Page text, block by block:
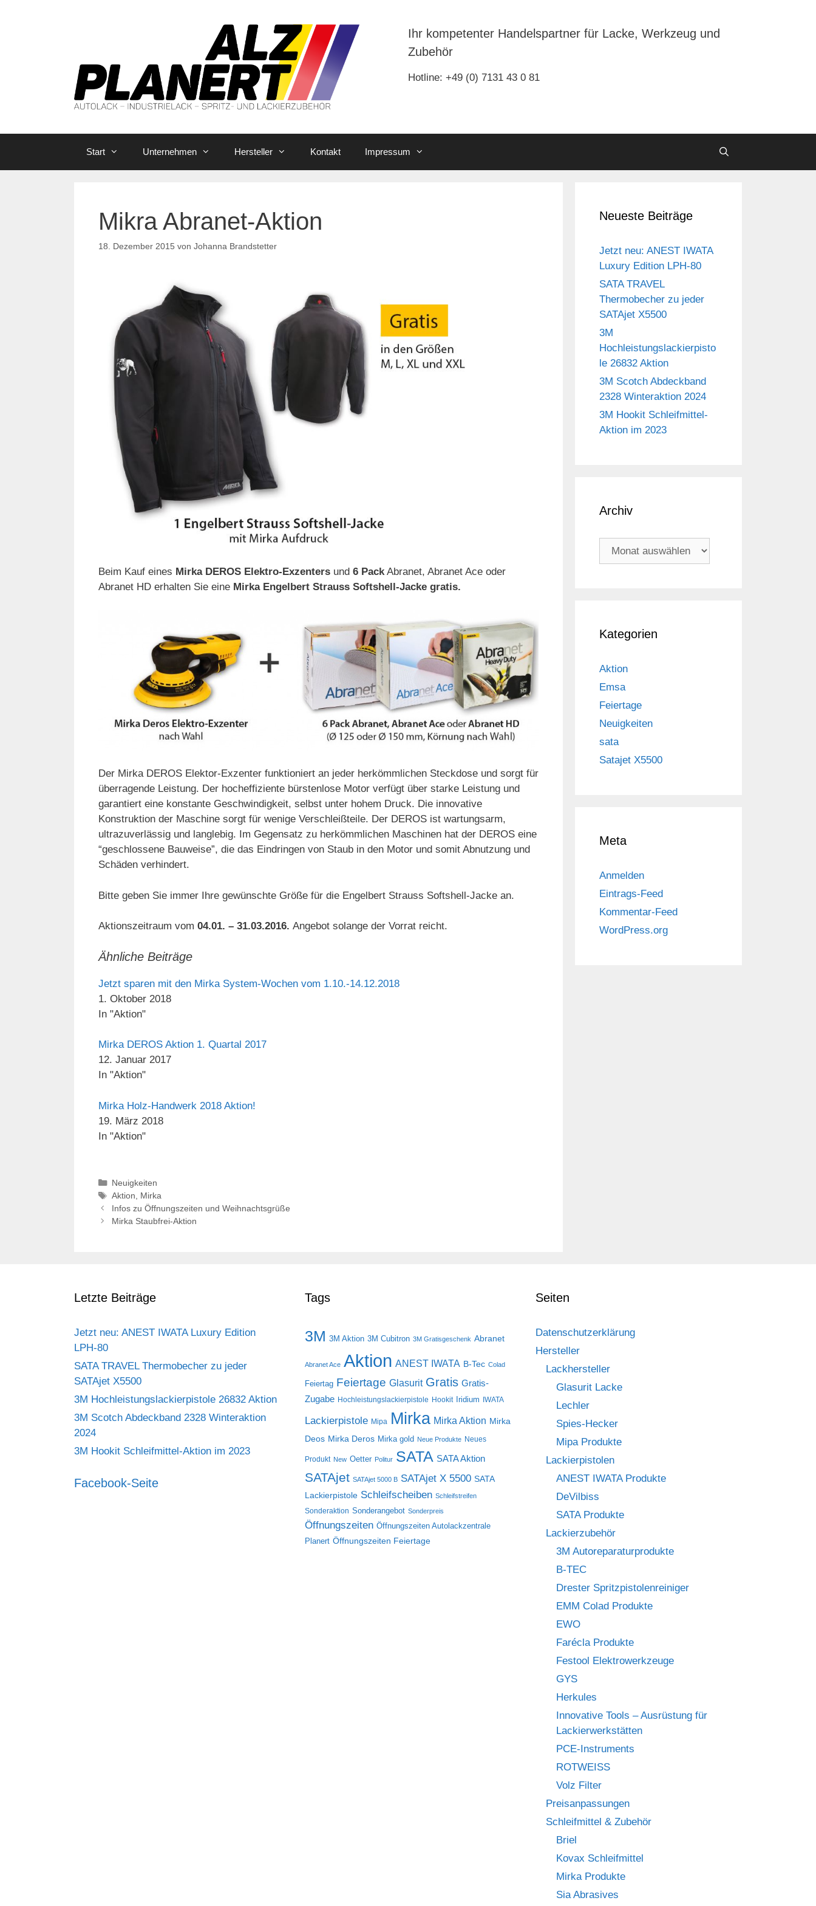
Ihr kompetenter Handelspartner für Lacke, Werkzeug und
Zubehör
Hotline: +49 (0) 7131 43 0 81
Start Unternehmen Hersteller Kontakt Impressum
Mikra Abranet-Aktion
18. Dezember 2015 von Johanna Brandstetter
Beim Kauf eines Mirka DEROS Elektro-Exzenters und 6 PackAbranet, Abranet Ace oder
Abranet HD erhalten Sie eine Mirka Engelbert Strauss Softshell-Jacke gratis.
Der Mirka DEROS Elektor-Exzenter funktioniert an jeder herkömmlichen Steckdose und sorgt für
überragende Leistung. Der hocheffiziente bürstenlose Motor verfügt über starke Leistung und
garantiert eine konstante Geschwindigkeit, selbst unter hohem Druck. Die innovative
Konstruktion der Maschine sorgt für wenige Verschleißteile. Der DEROS ist wartungsarm,
ultrazuverlässig und langlebig. Im Gegensatz zu herkömmlichen Maschinen hat der DEROS eine
“geschlossene Bauweise”, die das Eindringen von Staub in den Motor und somit Abnutzung und
Schäden verhindert.
Bitte geben Sie immer Ihre gewünschte Größe für die Engelbert Strauss Softshell-Jacke an.
Aktionszeitraum vom 04.01. – 31.03.2016. Angebot solange der Vorrat reicht.
Ähnliche Beiträge
Jetzt sparen mit den Mirka System-Wochen vom 1.10.-14.12.2018
1. Oktober 2018
In "Aktion"
Mirka DEROS Aktion 1. Quartal 2017
12. Januar 2017
In "Aktion"
Mirka Holz-Handwerk 2018 Aktion!
19. März 2018
In "Aktion"
Kategorien
Neuigkeiten
Schlagwörter
Aktion, Mirka
Infos zu Öffnungszeiten und Weihnachtsgrüße
Mirka Staubfrei-Aktion
Neueste Beiträge
Jetzt neu: ANEST IWATA
Luxury Edition LPH-80
SATA TRAVEL
Thermobecher zu jeder
SATAjet X5500
3M
Hochleistungslackierpisto
le 26832 Aktion
3M Scotch Abdeckband
2328 Winteraktion 2024
3M Hookit Schleifmittel-
Aktion im 2023
Archiv
Archiv
Kategorien
Aktion
Emsa
Feiertage
Neuigkeiten
sata
Satajet X5500
Meta
Anmelden
Eintrags-Feed
Kommentar-Feed
WordPress.org
Letzte Beiträge
Jetzt neu: ANEST IWATA Luxury Edition
LPH-80
SATA TRAVEL Thermobecher zu jeder
SATAjet X5500
3M Hochleistungslackierpistole 26832 Aktion
3M Scotch Abdeckband 2328 Winteraktion
2024
3M Hookit Schleifmittel-Aktion im 2023
Facebook-Seite
Tags
3M 3M Aktion 3M Cubitron 3M Gratisgeschenk Abranet
Abranet Ace Aktion ANEST IWATA B-Tec Colad
Feiertag Feiertage Glasurit Gratis Gratis-
Zugabe Hochleistungslackierpistole Hookit Iridium IWATA
Lackierpistole Mipa Mirka Mirka Aktion Mirka
Deos Mirka Deros Mirka gold Neue Produkte Neues
Produkt New Oetter Politur SATA SATA Aktion
SATAjet SATAjet 5000 B SATAjet X 5500 SATA
Lackierpistole Schleifscheiben Schleifstreifen
Sonderaktion Sonderangebot Sonderpreis
Öffnungszeiten Öffnungszeiten Autolackzentrale
Planert Öffnungszeiten Feiertage
Seiten
Datenschutzerklärung
Hersteller
Lackhersteller
Glasurit Lacke
Lechler
Spies-Hecker
Mipa Produkte
Lackierpistolen
ANEST IWATA Produkte
DeVilbiss
SATA Produkte
Lackierzubehör
3M Autoreparaturprodukte
B-TEC
Drester Spritzpistolenreiniger
EMM Colad Produkte
EWO
Farécla Produkte
Festool Elektrowerkzeuge
GYS
Herkules
Innovative Tools – Ausrüstung für
Lackierwerkstätten
PCE-Instruments
ROTWEISS
Volz Filter
Preisanpassungen
Schleifmittel & Zubehör
Briel
Kovax Schleifmittel
Mirka Produkte
Sia Abrasives